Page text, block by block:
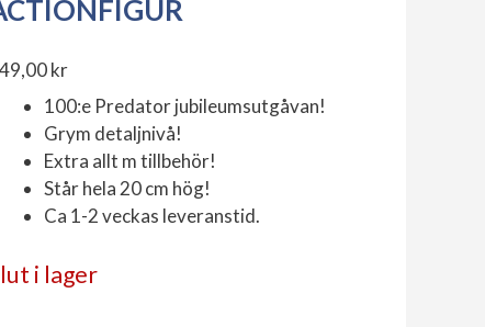
kr
100:e Predator jubileumsutgåvan!
Grym detaljnivå!
Extra allt m tillbehör!
Står hela 20 cm hög!
Ca 1-2 veckas leveranstid.
i lager